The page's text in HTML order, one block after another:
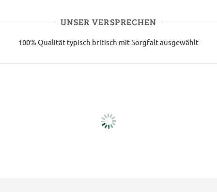
UNSER VERSPRECHEN
100% Qualität typisch britisch mit Sorgfalt ausgewählt